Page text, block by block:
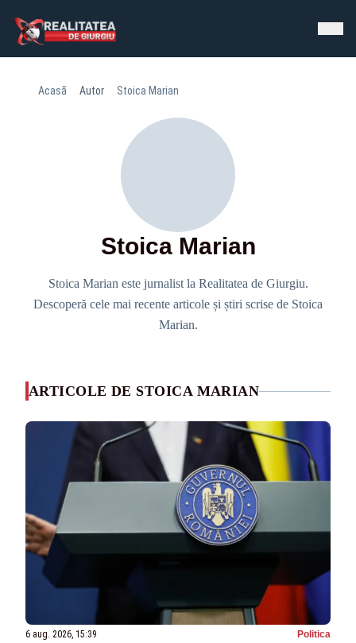
Acasă Autor Stoica Marian
Stoica Marian
Stoica Marian este jurnalist la Realitatea de Giurgiu.
Descoperă cele mai recente articole și știri scrise de Stoica
Marian.
ARTICOLE DE STOICA MARIAN
6 aug. 2026, 15:39 Politica